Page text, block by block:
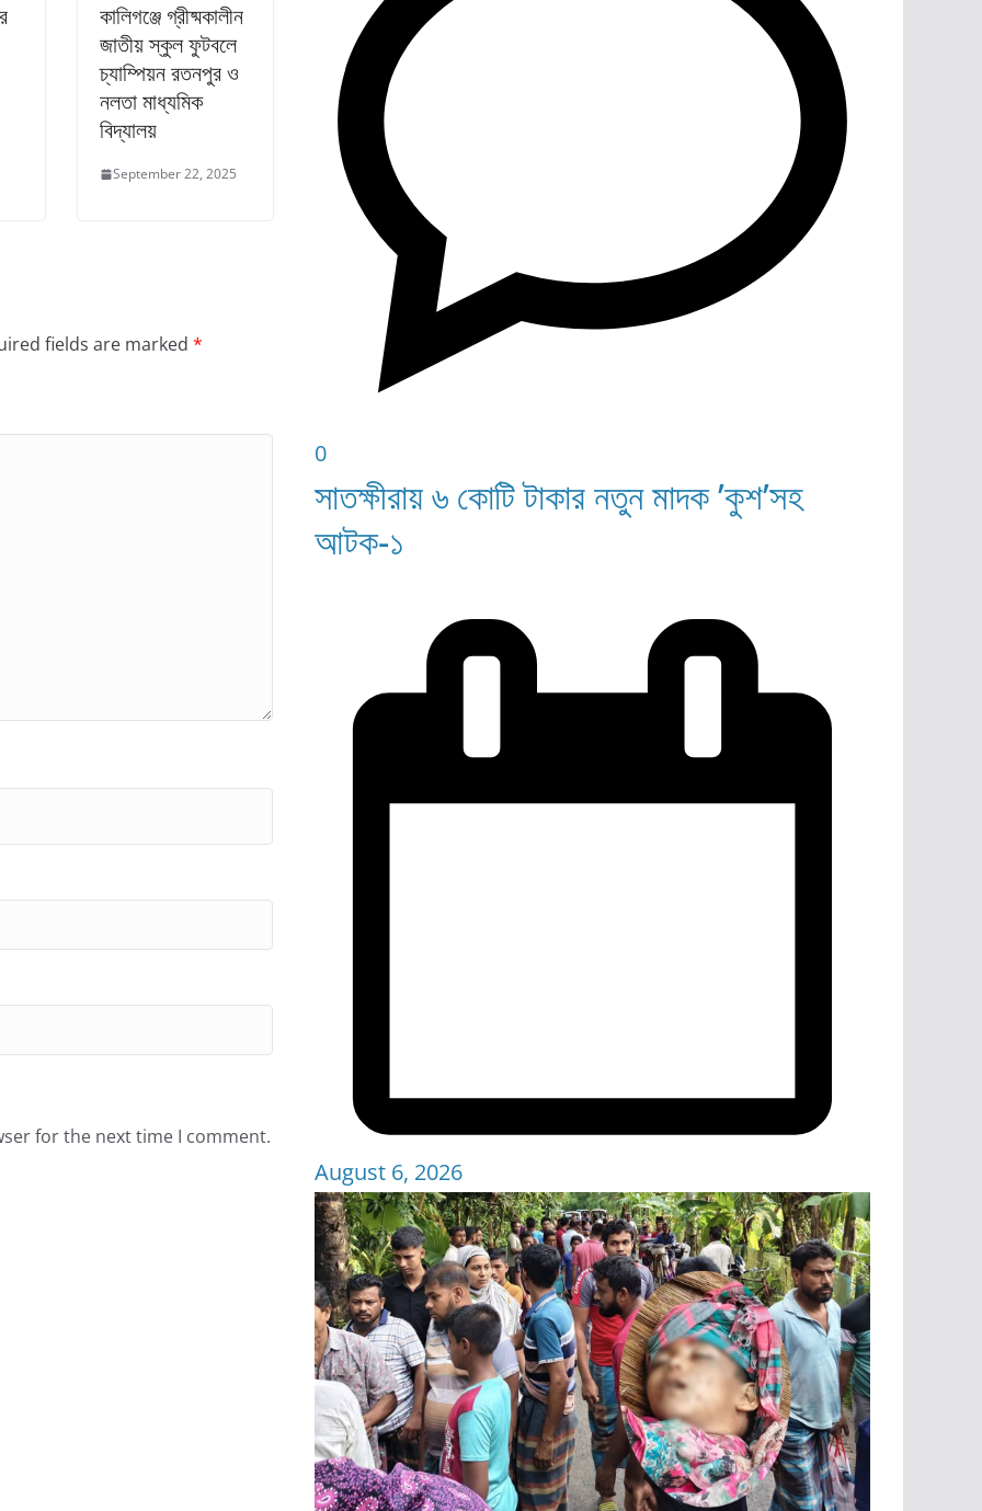
কালিগঞ্জে গ্রীষ্মকালীন
জাতীয় স্কুল ফুটবলে
চ্যাম্পিয়ন রতনপুর ও
নলতা মাধ্যমিক
বিদ্যালয়
September 22, 2025
fields are marked *
for the next time I comment.
0
সাতক্ষীরায় ৬ কোটি টাকার নতুন মাদক ’কুশ’সহ
আটক-১
August 6, 2026